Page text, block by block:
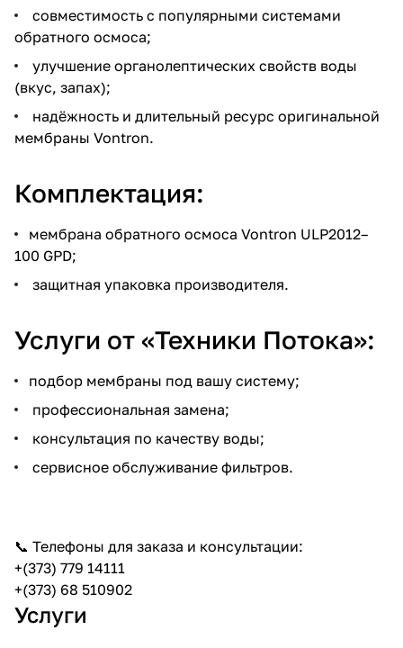
совместимость с популярными системами
обратного осмоса;
улучшение органолептических свойств воды
(вкус, запах);
надёжность и длительный ресурс оригинальной
мембраны Vontron.
Комплектация:
мембрана обратного осмоса Vontron ULP2012–
100 GPD;
защитная упаковка производителя.
Услуги от «Техники Потока»:
подбор мембраны под вашу систему;
профессиональная замена;
консультация по качеству воды;
сервисное обслуживание фильтров.
📞 Телефоны для заказа и консультации:
+(373) 779 14111
+(373) 68 510902
Услуги